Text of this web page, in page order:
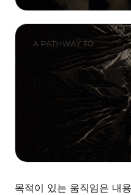
목적이 있는 움직임은 내